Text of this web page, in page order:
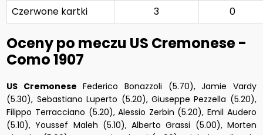
Czerwone kartki
3 0
Oceny po meczu US Cremonese -
Como 1907
US Cremonese Federico Bonazzoli (5.70), Jamie Vardy
(5.30), Sebastiano Luperto (5.20), Giuseppe Pezzella (5.20),
Filippo Terracciano (5.20), Alessio Zerbin (5.20), Emil Audero
(5.10), Youssef Maleh (5.10), Alberto Grassi (5.00), Morten